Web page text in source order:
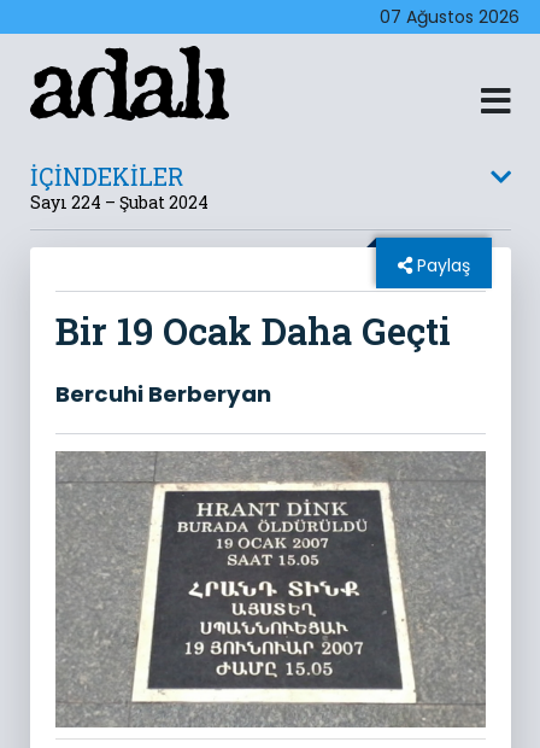
07 Ağustos 2026
İÇİNDEKİLER
Sayı 224 – Şubat 2024
Paylaş
Bir 19 Ocak Daha Geçti
Bercuhi Berberyan